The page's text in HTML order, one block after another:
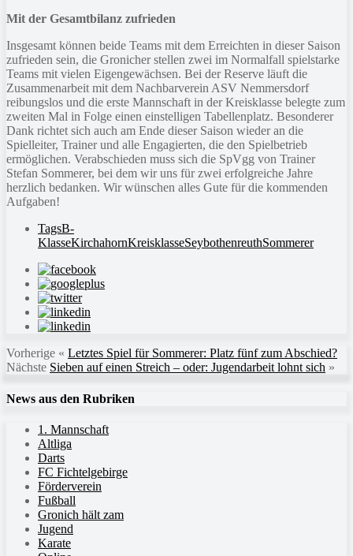
Mit der Gesamtbilanz zufrieden
Insgesamt können beide Teams mit dem Erreichten in dieser Saison
zufrieden sein, die Gronicher stellen zwei im Normalfall spielstarke
Teams mit vielen Eigengewächsen. Bei der Reserve läuft die
Zusammenarbeit mit dem Nachbarverein ASV Nemmersdorf
reibungslos und die erste Mannschaft in der Kreisklasse belegte zum
zweiten Mal in Folge einen einstelligen Tabellenplatz. Besonderer
Dank richtet sich auch am Ende dieser Saison wieder an die
Spielleiter, Trainer und alle Engagierten, die den Spielbetrieb
ermöglichen. Verabschieden muss sich die SpVgg von Trainer
Stefan Sommerer, bei dem wir uns für zwei erfolgreiche Jahre
herzlich bedanken. Wir wünschen alles Gute für die kommenden
Aufgaben!
TagsB-
KlasseKirchahornKreisklasseSeybothenreuthSommerer
Vorherige « Letztes Spiel für Sommerer: Platz fünf zum Abschied?
Nächste Sieben auf einen Streich – oder: Jugendarbeit lohnt sich »
News aus den Rubriken
1. Mannschaft
Altliga
Darts
FC Fichtelgebirge
Förderverein
Fußball
Gronich hält zam
Jugend
Karate